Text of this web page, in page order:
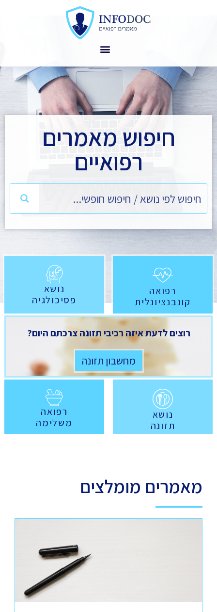
חיפוש מאמרים
רפואיים
רפואה
קונבנציונלית
נושא
פסיכולגיה
רוצים לדעת איזה רכיבי תזונה צרכתם היום?
מחשבון תזונה
נושא
תזונה
רפואה
משלימה
מאמרים מומלצים